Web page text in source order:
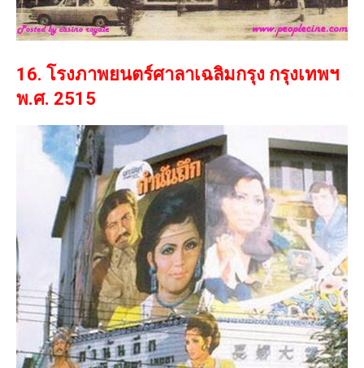
16. โรงภาพยนตร์ศาลาเฉลิมกรุง กรุงเทพฯ
พ.ศ. 2515